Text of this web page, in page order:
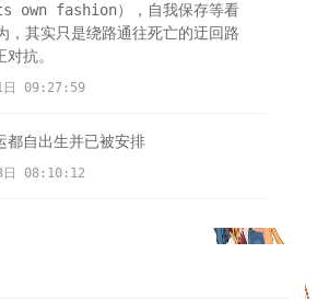
fashion），自我保存等看
，其实只是绕路通往死亡的迂回路
抗。
日 09:27:59
都自出生并已被安排
日 08:10:12
到木马植入，挖矿，跑流量，端口扫
日 08:57:16